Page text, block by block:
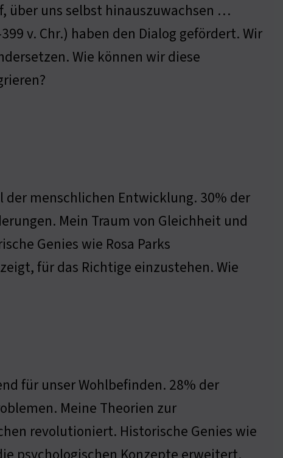
über uns selbst hinauszuwachsen …
v. Chr.) haben den Dialog gefördert. Wir
Wie können wir diese
menschlichen Entwicklung. 30% der
Mein Traum von Gleichheit und
Genies wie Rosa Parks
für das Richtige einzustehen. Wie
für unser Wohlbefinden. 28% der
Meine Theorien zur
revolutioniert. Historische Genies wie